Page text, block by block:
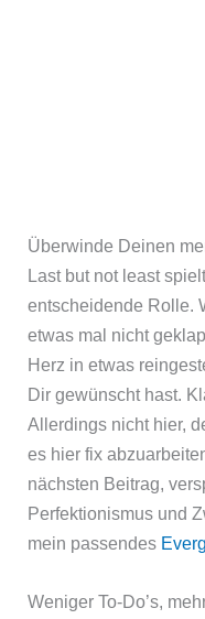
Überwinde Deinen
Last but not least
entscheidende Rolle.
etwas mal nicht
Herz in etwas
Dir gewünscht hast.
Allerdings nicht hier,
es hier fix
nächsten Beitrag,
Perfektionismus und
mein passendes
Weniger To-Do’s,